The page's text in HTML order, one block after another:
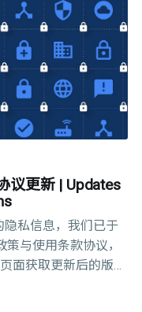
议更新 | Updates
私信息，我们已于
与使用条款协议，
面获取更新后的版